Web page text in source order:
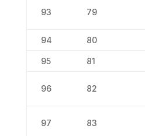
93 79
94 80
95 81
96 82
97 83